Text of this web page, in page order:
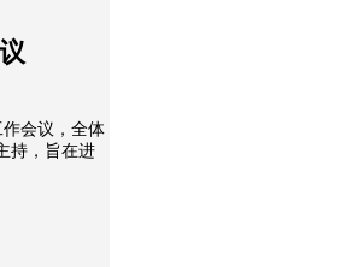
作会议，全体
持，旨在进